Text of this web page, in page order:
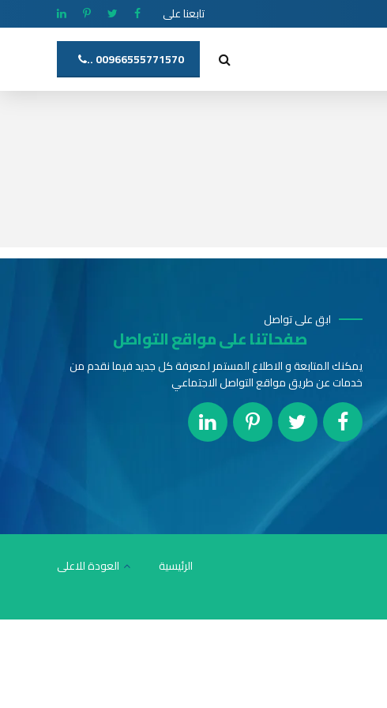
تابعنا على
00966555771570 ..
ابق على تواصل
صفحاتنا على مواقع التواصل
يمكنك المتابعة و الاطلاع المستمر لمعرفة كل جديد فيما نقدم من
خدمات عن طريق مواقع التواصل الاجتماعي
الرئيسية العودة للاعلى